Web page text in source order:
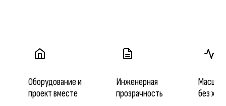
Оборудование и
проект вместе
Инженерная
прозрачность
без